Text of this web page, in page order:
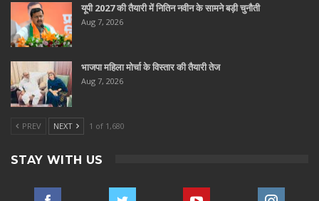
यूपी 2027 की तैयारी में नितिन नवीन के सामने बड़ी चुनौती
Aug 7, 2026
भाजपा महिला मोर्चा के विस्तार की तैयारी तेज
Aug 7, 2026
PREV NEXT 1 of 1,680
STAY WITH US